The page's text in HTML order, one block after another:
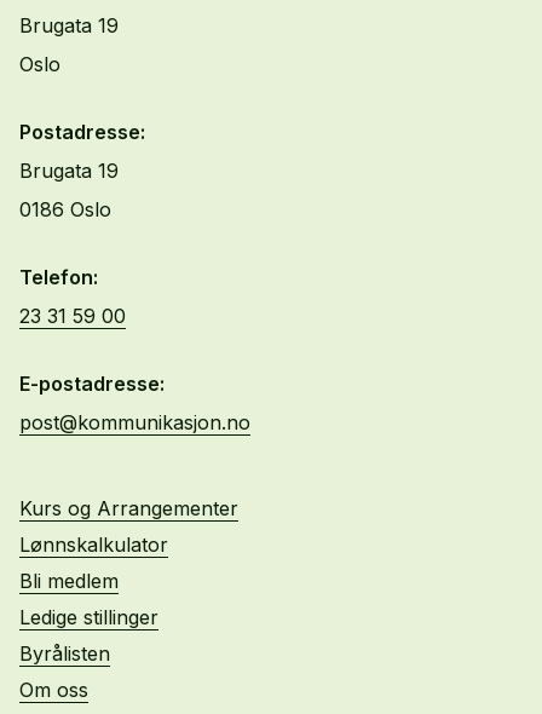
Brugata 19
Oslo
Postadresse:
Brugata 19
0186 Oslo
Telefon:
23 31 59 00
E-postadresse:
post@kommunikasjon.no
Kurs og Arrangementer
Lønnskalkulator
Bli medlem
Ledige stillinger
Byrålisten
Om oss